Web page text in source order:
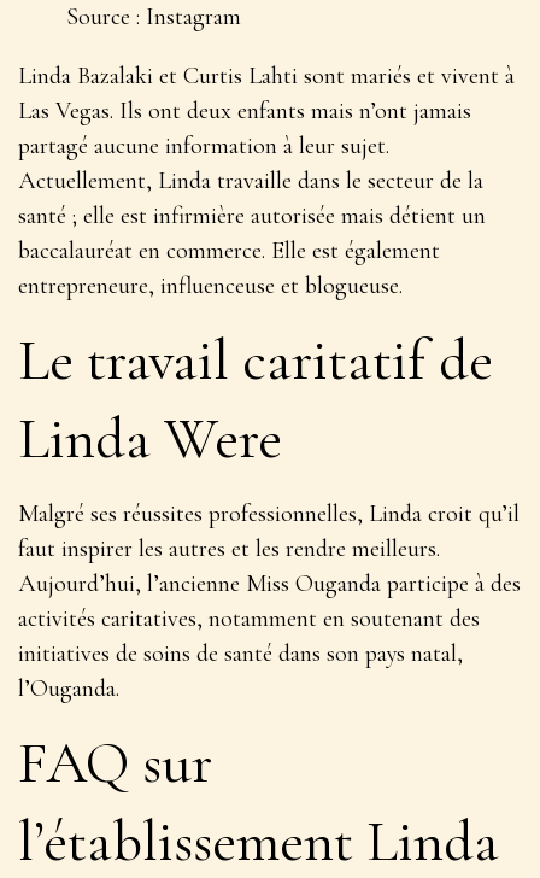
Source : Instagram
Linda Bazalaki et Curtis Lahti sont mariés et vivent à
Las Vegas. Ils ont deux enfants mais n’ont jamais
partagé aucune information à leur sujet.
Actuellement, Linda travaille dans le secteur de la
santé ; elle est infirmière autorisée mais détient un
baccalauréat en commerce. Elle est également
entrepreneure, influenceuse et blogueuse.
Le travail caritatif de
Linda Were
Malgré ses réussites professionnelles, Linda croit qu’il
faut inspirer les autres et les rendre meilleurs.
Aujourd’hui, l’ancienne Miss Ouganda participe à des
activités caritatives, notamment en soutenant des
initiatives de soins de santé dans son pays natal,
l’Ouganda.
FAQ sur
l’établissement Linda